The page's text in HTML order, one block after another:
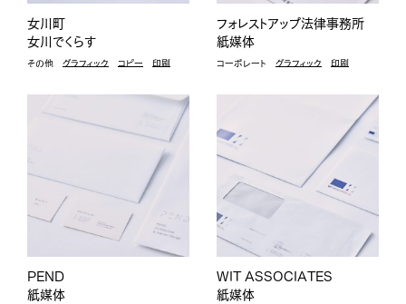
私たちについて
採用について お知らせ
お問い合わせ
はじめまして、ブライトです。私たちの自己紹介。
INSTAGRAM FACEBOOK
女川町
女川でくらす
その他 グラフィック コピー 印刷
フォレストアップ法律事務所
紙媒体
コーポレート グラフィック 印刷
PEND
紙媒体
WIT ASSOCIATES
紙媒体